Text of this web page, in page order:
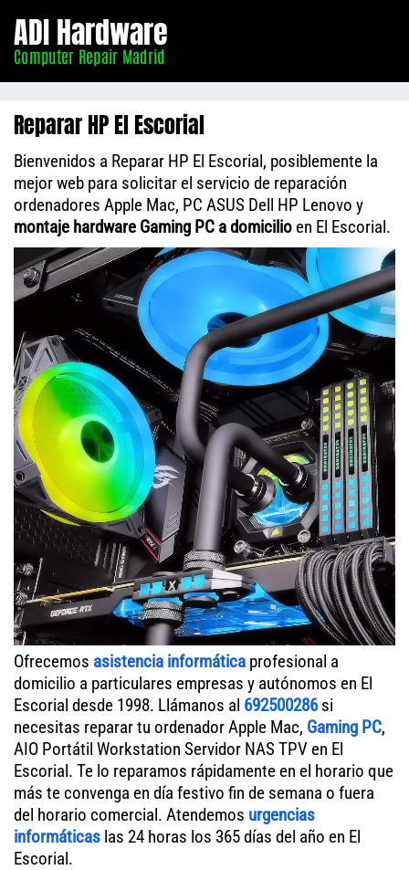
Madrid
ADI Hardware
Computer Repair Madrid
Reparar HP El Escorial
Bienvenidos a Reparar HP El Escorial, posiblemente la
mejor web para solicitar el servicio de reparación
ordenadores Apple Mac, PC ASUS Dell HP Lenovo y
montaje hardware Gaming PC a domicilio en El Escorial.
Ofrecemos asistencia informática profesional a
domicilio a particulares empresas y autónomos en El
Escorial desde 1998. Llámanos al 692500286si
necesitas reparar tu ordenador Apple Mac, Gaming PC,
AIO Portátil Workstation Servidor NAS TPV en El
Escorial. Te lo reparamos rápidamente en el horario que
más te convenga en día festivo fin de semana o fuera
del horario comercial. Atendemos urgencias
informáticas las 24 horas los 365 días del año en El
Escorial.